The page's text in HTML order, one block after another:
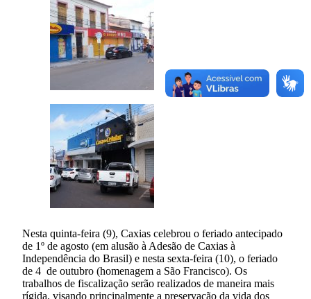
Nesta quinta-feira (9), Caxias celebrou o feriado antecipado
de 1º de agosto (em alusão à Adesão de Caxias à
Independência do Brasil) e nesta sexta-feira (10), o feriado
de 4 de outubro (homenagem a São Francisco). Os
trabalhos de fiscalização serão realizados de maneira mais
rígida, visando principalmente a preservação da vida dos